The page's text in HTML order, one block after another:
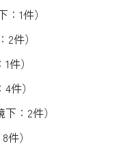
1件）
件）
件）
件）
：2件）
）